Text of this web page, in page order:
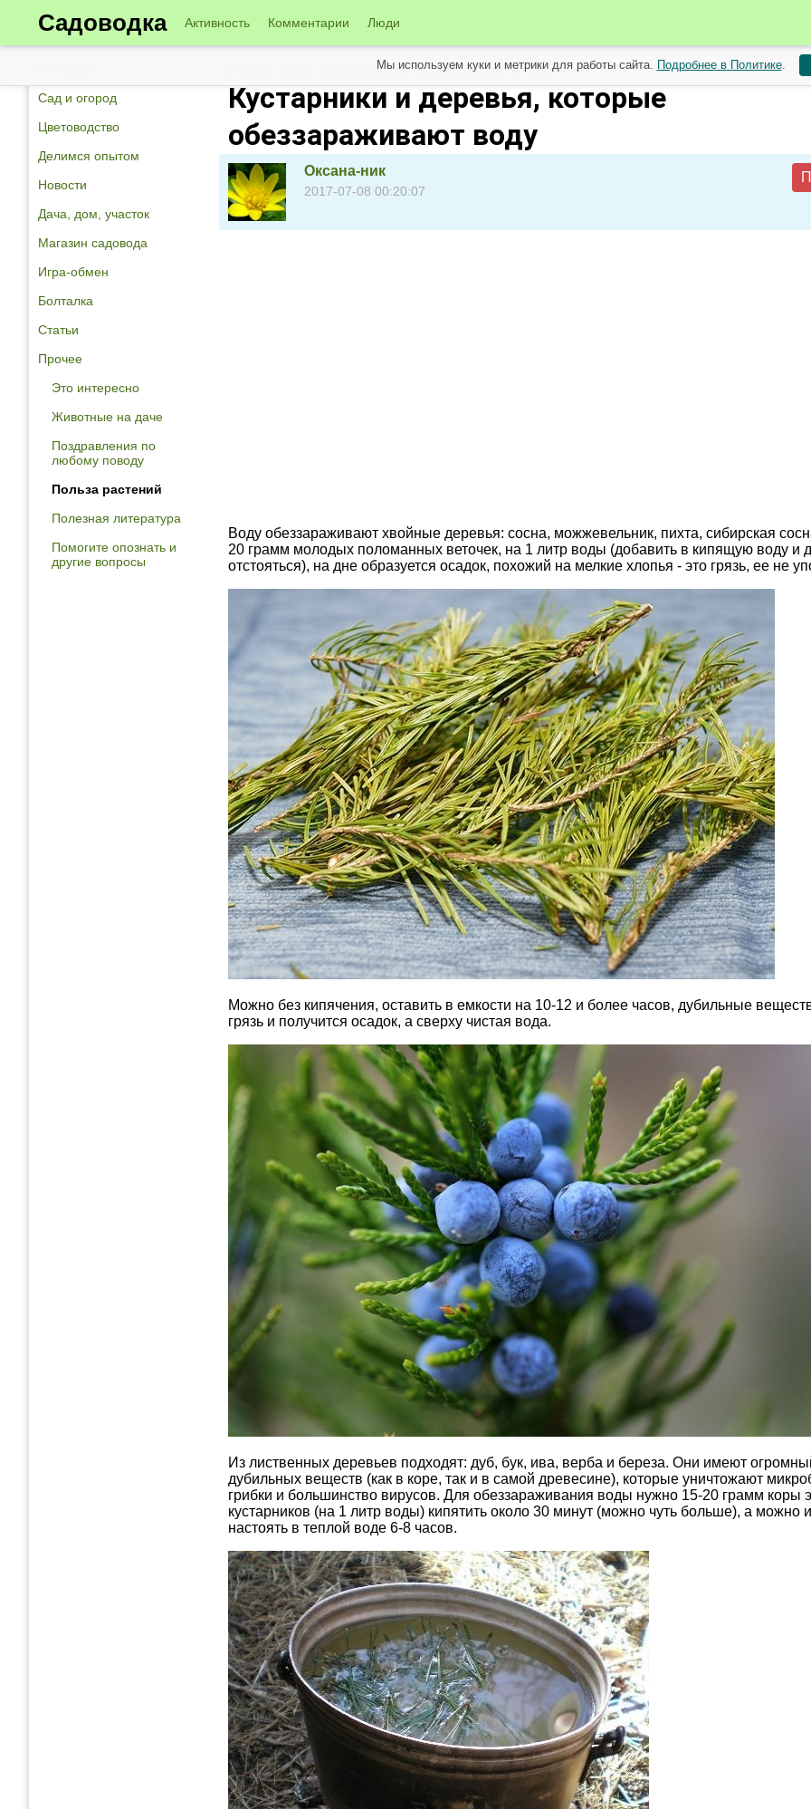
Садоводка Активность Комментарии Люди
Сад и огород
Цветоводство
Делимся опытом
Новости
Дача, дом, участок
Магазин садовода
Игра-обмен
Болталка
Статьи
Прочее
Это интересно
Животные на даче
Поздравления по
любому поводу
Польза растений
Полезная литература
Помогите опознать и
другие вопросы
Новые темы в сообществе садоводов от 10 июля
Кустарники и деревья, которые
обеззараживают воду
Оксана-ник
2017-07-08 00:20:07
Воду обеззараживают хвойные деревья: сосна, можжевельник, пихта, сибирская
20 грамм молодых поломанных веточек, на 1 литр воды (добавить в кипящую воду и
отстояться), на дне образуется осадок, похожий на мелкие хлопья - это грязь, ее не
Можно без кипячения, оставить в емкости на 10-12 и более часов, дубильные
грязь и получится осадок, а сверху чистая вода.
Из лиственных деревьев подходят: дуб, бук, ива, верба и береза. Они имеют
дубильных веществ (как в коре, так и в самой древесине), которые уничтожают
грибки и большинство вирусов. Для обеззараживания воды нужно 15-20 грамм коры
кустарников (на 1 литр воды) кипятить около 30 минут (можно чуть больше), а можно
настоять в теплой воде 6-8 часов.
Мы используем куки и метрики для работы сайта. Подробнее в Политике.